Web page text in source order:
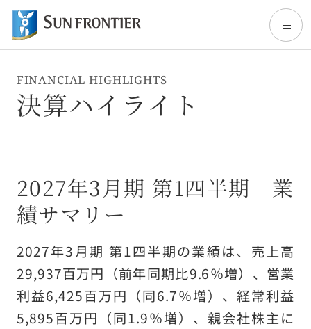
トップ
事業内容
株主・投資家情報
サステナビリティ
採用情報
FINANCIAL HIGHLIGHTS
決算ハイライト
2027年3月期 第1四半期 業
績サマリー
2027年3月期 第1四半期の業績は、売上高
29,937百万円（前年同期比9.6％増）、営業
利益6,425百万円（同6.7％増）、経常利益
5,895百万円（同1.9％増）、親会社株主に